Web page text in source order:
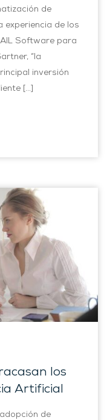
de
experiencia de los
Software para
“la
inversión
[…]
los
Artificial
de